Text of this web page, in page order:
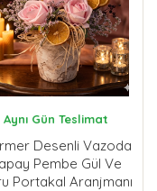
Aynı Gün Teslimat
Desenli Vazoda
Pembe Gül Ve
Portakal Aranjmanı